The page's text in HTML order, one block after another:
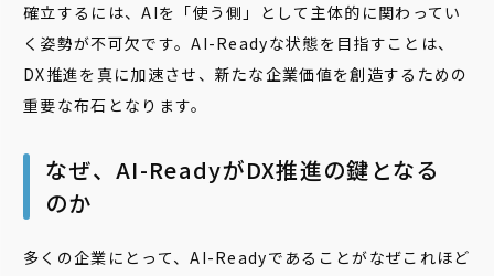
確立するには、AIを「使う側」として主体的に関わってい
く姿勢が不可欠です。AI-Readyな状態を目指すことは、
DX推進を真に加速させ、新たな企業価値を創造するための
重要な布石となります。
なぜ、AI-ReadyがDX推進の鍵となる
のか
多くの企業にとって、AI-Readyであることがなぜこれほど